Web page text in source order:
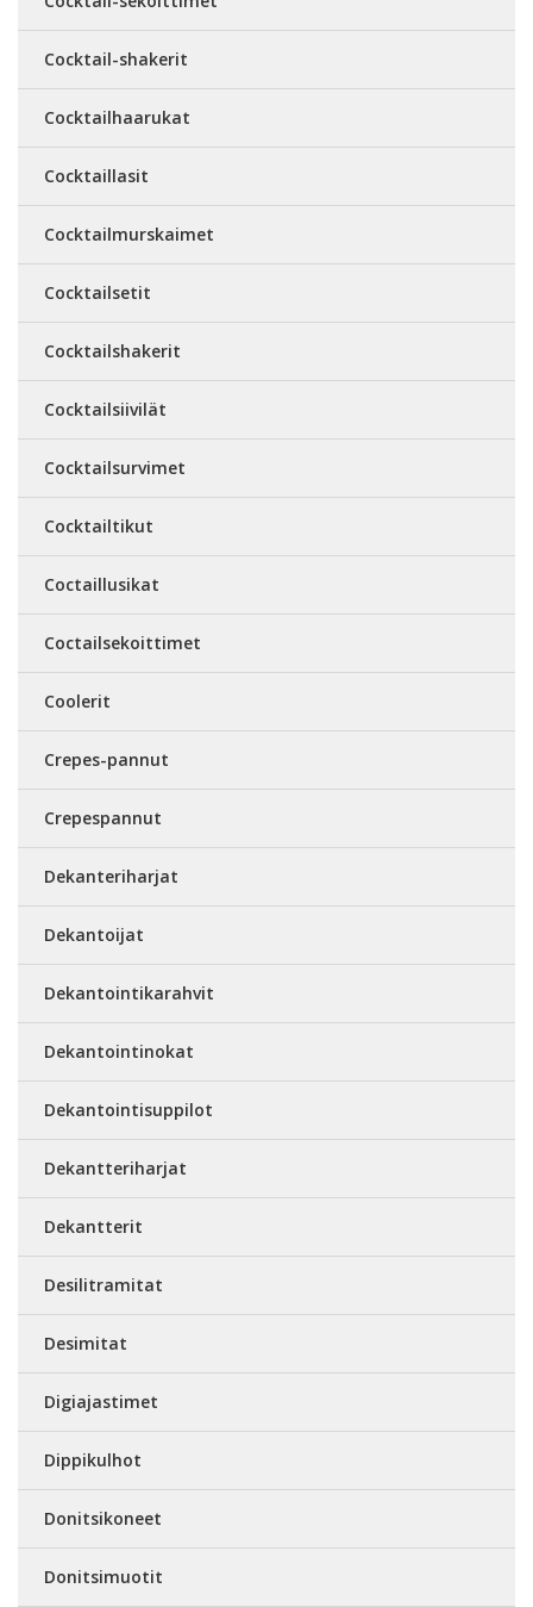
Cocktail-shakerit
Cocktailhaarukat
Cocktaillasit
Cocktailmurskaimet
Cocktailsetit
Cocktailshakerit
Cocktailsiivilät
Cocktailsurvimet
Cocktailtikut
Coctaillusikat
Coctailsekoittimet
Coolerit
Crepes-pannut
Crepespannut
Dekanteriharjat
Dekantoijat
Dekantointikarahvit
Dekantointinokat
Dekantointisuppilot
Dekantteriharjat
Dekantterit
Desilitramitat
Desimitat
Digiajastimet
Dippikulhot
Donitsikoneet
Donitsimuotit